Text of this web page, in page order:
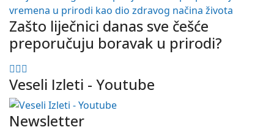
Zašto liječnici danas sve češće
preporučuju boravak u prirodi?
Veseli Izleti - Youtube
Newsletter